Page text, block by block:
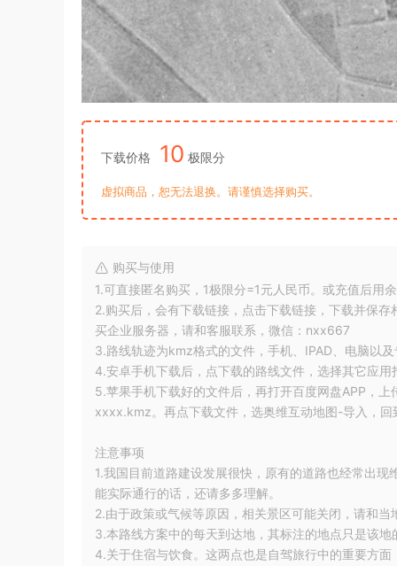
下载价格 10 极限分
虚拟商品，恕无法退换。请谨慎选择购买。
购买与使用
1.可直接匿名购买，1极限分=1元人民币。或充值后用
2.购买后，会有下载链接，点击下载链接，下载并保
买企业服务器，请和客服联系，微信：nxx667
3.路线轨迹为kmz格式的文件，手机、IPAD、电脑以
4.安卓手机下载后，点下载的路线文件，选择其它应
5.苹果手机下载好的文件后，再打开百度网盘APP，
xxxx.kmz。再点下载文件，选奥维互动地图-导入，
注意事项
1.我国目前道路建设发展很快，原有的道路也经常出
能实际通行的话，还请多多理解。
2.由于政策或气候等原因，相关景区可能关闭，请和
3.本路线方案中的每天到达地，其标注的地点只是该
4.关于住宿与饮食。这两点也是自驾旅行中的重要方